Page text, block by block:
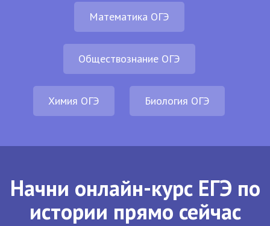
Математика ОГЭ
Обществознание ОГЭ
Химия ОГЭ Биология ОГЭ
Начни онлайн-курс ЕГЭ по
истории прямо сейчас